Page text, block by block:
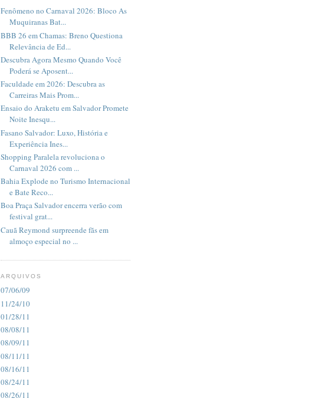
Fenômeno no Carnaval 2026: Bloco As
Muquiranas Bat...
BBB 26 em Chamas: Breno Questiona
Relevância de Ed...
Descubra Agora Mesmo Quando Você
Poderá se Aposent...
Faculdade em 2026: Descubra as
Carreiras Mais Prom...
Ensaio do Araketu em Salvador Promete
Noite Inesqu...
Fasano Salvador: Luxo, História e
Experiência Ines...
Shopping Paralela revoluciona o
Carnaval 2026 com ...
Bahia Explode no Turismo Internacional
e Bate Reco...
Boa Praça Salvador encerra verão com
festival grat...
Cauã Reymond surpreende fãs em
almoço especial no ...
ARQUIVOS
07/06/09
11/24/10
01/28/11
08/08/11
08/09/11
08/11/11
08/16/11
08/24/11
08/26/11